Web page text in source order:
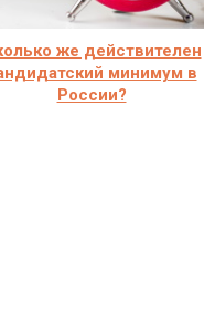
же действителен
минимум в
России?